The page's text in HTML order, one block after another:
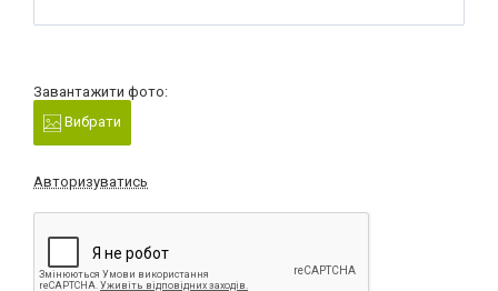
Завантажити фото:
Вибрати
Авторизуватись